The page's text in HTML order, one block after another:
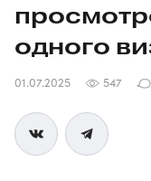
одного
01.07.2025 547